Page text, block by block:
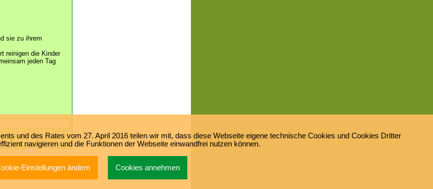
sie zu ihrem
reinigen die Kinder
jeden Tag
und des Rates vom 27. April 2016 teilen wir mit, dass diese Webseite eigene technische Cookies und Cookies Dritter
navigieren und die Funktionen der Webseite einwandfrei nutzen können.
Einstellungen ändern Cookies annehmen